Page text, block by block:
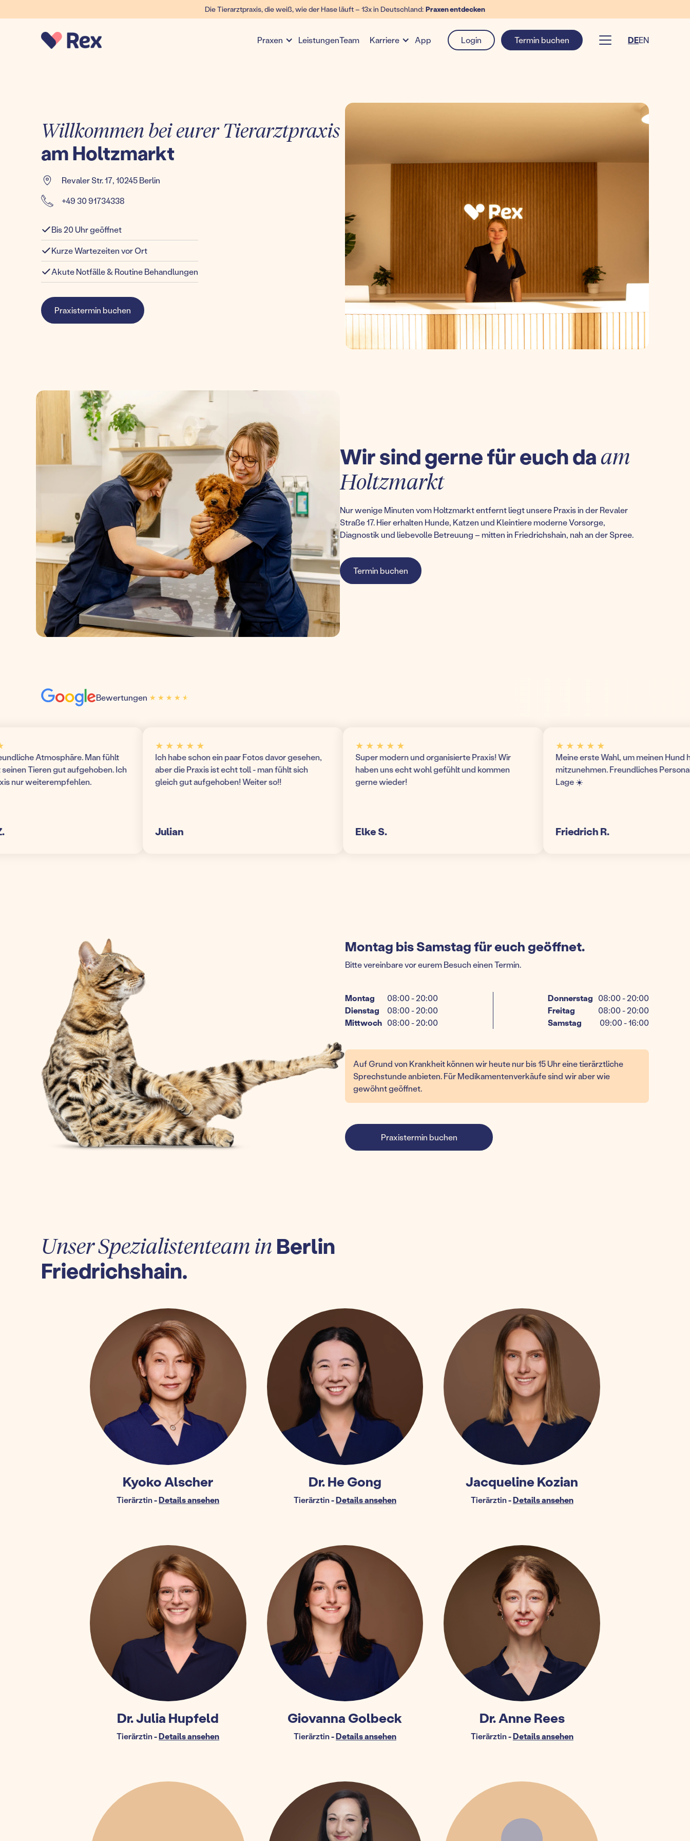
Die Tierarztpraxis, die weiß, wie der Hase läuft – 13x in Deutschland: Praxen entdecken
Praxen LeistungenTeam Karriere App Login Termin buchen DEEN
Willkommen bei eurer Tierarztpraxis
am Holtzmarkt
Revaler Str. 17,10245 Berlin
+49 30 91734338
Bis 20 Uhr geöffnet
Kurze Wartezeiten vor Ort
Akute Notfälle & Routine Behandlungen
Praxistermin buchen
Wir sind gerne für euch daam
Holtzmarkt
Nur wenige Minuten vom Holtzmarkt entfernt liegt unsere Praxis in der Revaler
Straße 17. Hier erhalten Hunde, Katzen und Kleintiere moderne Vorsorge,
Diagnostik und liebevolle Betreuung – mitten in Friedrichshain, nah an der Spree.
Termin buchen
Bewertungen ★ ★ ★ ★ ★
★ ★ ★ ★ ★
Atmosphäre. Man fühlt
Tieren gut aufgehoben. Ich
weiterempfehlen.
★ ★ ★ ★ ★
Ich habe schon ein paar Fotos davor gesehen,
aber die Praxis ist echt toll - man fühlt sich
gleich gut aufgehoben! Weiter so!!
Julian
★ ★ ★ ★ ★
Super modern und organisierte Praxis! Wir
haben uns echt wohl gefühlt und kommen
gerne wieder!
Elke S.
★ ★ ★ ★ ★
Meine erste Wahl, um meinen Hund
mitzunehmen. Freundliches Personal
Lage ☀️
Friedrich R.
Montag bis Samstag für euch geöffnet.
Bitte vereinbare vor eurem Besuch einen Termin.
Montag
08:00 - 20:00
Dienstag
08:00 - 20:00
Mittwoch 08:00 - 20:00
Donnerstag 08:00 - 20:00
Freitag
08:00 - 20:00
Samstag
09:00 - 16:00
Auf Grund von Krankheit können wir heute nur bis 15 Uhr eine tierärztliche
Sprechstunde anbieten. Für Medikamentenverkäufe sind wir aber wie
gewöhnt geöffnet.
Praxistermin buchen
Unser Spezialistenteam in Berlin
Friedrichshain.
Kyoko Alscher
Tierärztin-Details ansehen
Dr. He Gong
Tierärztin-Details ansehen
Jacqueline Kozian
Tierärztin-Details ansehen
Dr. Julia Hupfeld
Tierärztin-Details ansehen
Giovanna Golbeck
Tierärztin-Details ansehen
Dr. Anne Rees
Tierärztin-Details ansehen